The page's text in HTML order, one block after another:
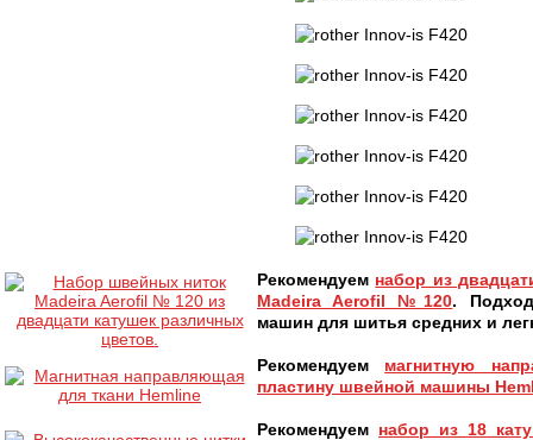
Рекомендуем набор из
Madeira Aerofil №120.
машин для шитья средних и
Рекомендуем магнитную
пластину швейной машины
Рекомендуем набор из 18